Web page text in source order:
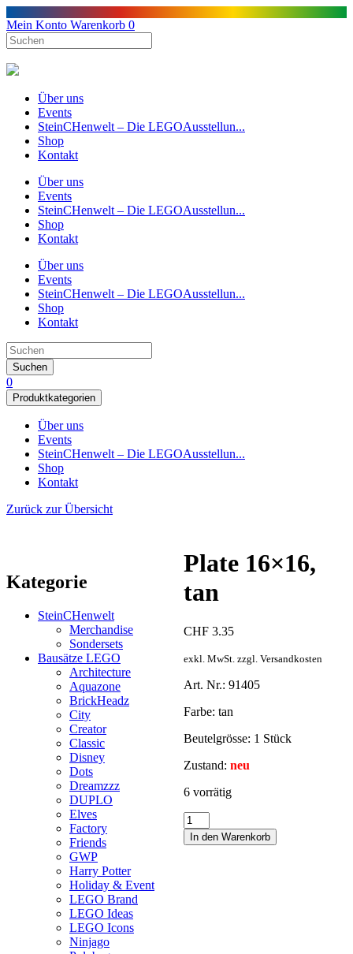
Mein Konto Warenkorb 0
Über uns
Events
SteinCHenwelt – Die LEGOAusstellun...
Shop
Kontakt
Über uns
Events
SteinCHenwelt – Die LEGOAusstellun...
Shop
Kontakt
Über uns
Events
SteinCHenwelt – Die LEGOAusstellun...
Shop
Kontakt
Suchen
0
Produktkategorien
Über uns
Events
SteinCHenwelt – Die LEGOAusstellun...
Shop
Kontakt
Zurück zur Übersicht
Plate 16×16,
tan
CHF3.35
exkl. MwSt. zzgl. Versandkosten
Art. Nr.: 91405
Farbe: tan
Beutelgrösse: 1 Stück
Zustand: neu
6 vorrätig
In den Warenkorb
Kategorie
SteinCHenwelt
Merchandise
Sondersets
Bausätze LEGO
Architecture
Aquazone
BrickHeadz
City
Creator
Classic
Disney
Dots
Dreamzzz
DUPLO
Elves
Factory
Friends
GWP
Harry Potter
Holiday & Event
LEGO Brand
LEGO Ideas
LEGO Icons
Ninjago